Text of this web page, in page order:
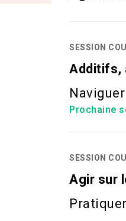
SESSION
Additifs,
Prochaine
SESSION
Agir sur